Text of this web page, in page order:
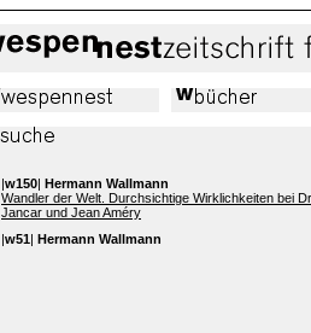
|w150| Hermann Wallmann
Wandler der Welt. Durchsichtige Wirklichkeiten bei
Jancar und Jean Améry
w51 Hermann Wallmann